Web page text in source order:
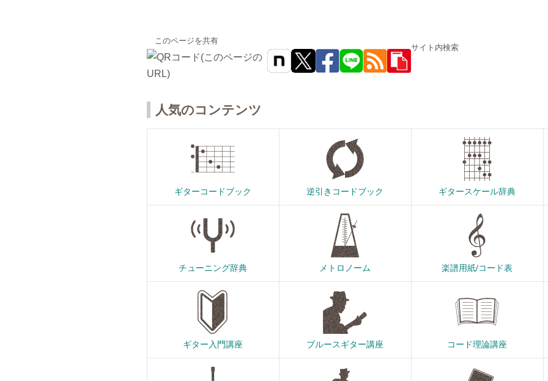
このページを共有
サイト内検索
人気のコンテンツ
ギターコードブック 逆引きコードブック ギタースケール辞典
チューニング辞典 メトロノーム 楽譜用紙/コード表
ギター入門講座 ブルースギター講座 コード理論講座